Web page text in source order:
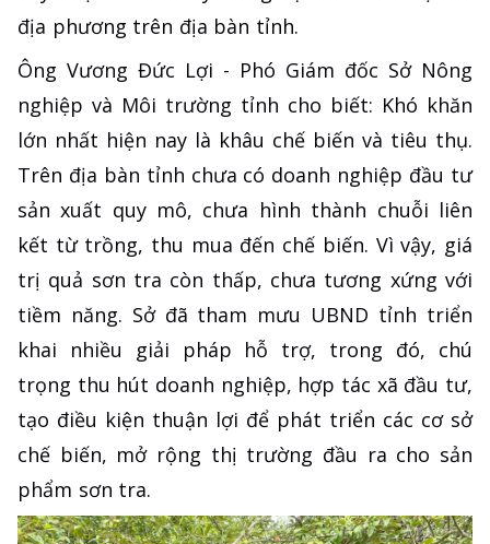
địa phương trên địa bàn tỉnh.
Ông Vương Đức Lợi - Phó Giám đốc Sở Nông
nghiệp và Môi trường tỉnh cho biết: Khó khăn
lớn nhất hiện nay là khâu chế biến và tiêu thụ.
Trên địa bàn tỉnh chưa có doanh nghiệp đầu tư
sản xuất quy mô, chưa hình thành chuỗi liên
kết từ trồng, thu mua đến chế biến. Vì vậy, giá
trị quả sơn tra còn thấp, chưa tương xứng với
tiềm năng. Sở đã tham mưu UBND tỉnh triển
khai nhiều giải pháp hỗ trợ, trong đó, chú
trọng thu hút doanh nghiệp, hợp tác xã đầu tư,
tạo điều kiện thuận lợi để phát triển các cơ sở
chế biến, mở rộng thị trường đầu ra cho sản
phẩm sơn tra.